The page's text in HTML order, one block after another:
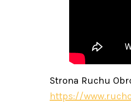
Strona Ruchu
https://